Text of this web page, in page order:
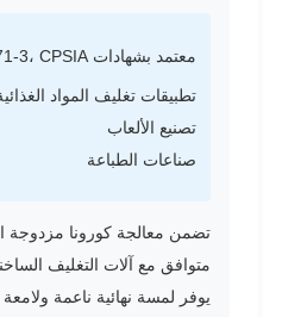
معتمد بشهادات FDA، EN 71-3، CPSIA، و REACH للامتثال للسلامة والجودة، مما يجعله مثاليًا لـ:
تطبيقات تغليف المواد
تصنيع الألعاب
صناعات الطباعة
تضمن معالجة كورونا مزدوجة
متوافق مع آلات التغليف
يوفر لمسة نهائية ناعمة ولامعة